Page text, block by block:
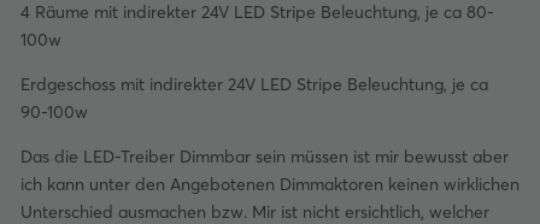
4 Räume mit indirekter 24V LED Stripe Beleuchtung, je ca 80-
100w
Erdgeschoss mit indirekter 24V LED Stripe Beleuchtung, je ca
90-100w
Das die LED-Treiber Dimmbar sein müssen ist mir bewusst aber
ich kann unter den Angebotenen Dimmaktoren keinen wirklichen
Unterschied ausmachen bzw. Mir ist nicht ersichtlich, welcher